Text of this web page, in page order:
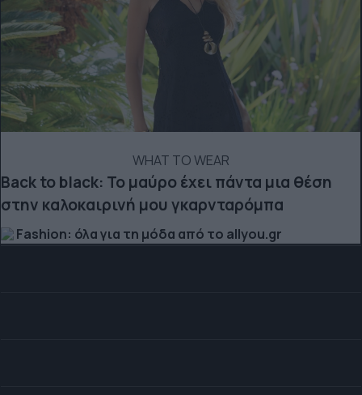
WHAT TO WEAR
Back to black: Το μαύρο έχει πάντα μια θέση
στην καλοκαιρινή μου γκαρνταρόμπα
Fashion: όλα για τη μόδα από το allyou.gr